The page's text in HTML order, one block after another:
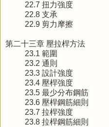
22.7 扭力強度
22.8 支承
22.9 剪力摩擦
第二十三章 壓拉桿方法
23.1 範圍
23.2 通則
23.3 設計強度
23.4 壓桿強度
23.5 最少分布鋼筋
23.6 壓桿鋼筋細則
23.7 拉桿強度
23.8 拉桿鋼筋細則